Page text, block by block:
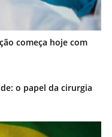
começa hoje com
o papel da cirurgia